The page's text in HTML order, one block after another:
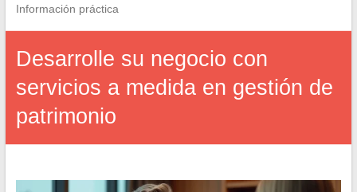
Información práctica
Desarrolle su negocio con
servicios a medida en gestión de
patrimonio